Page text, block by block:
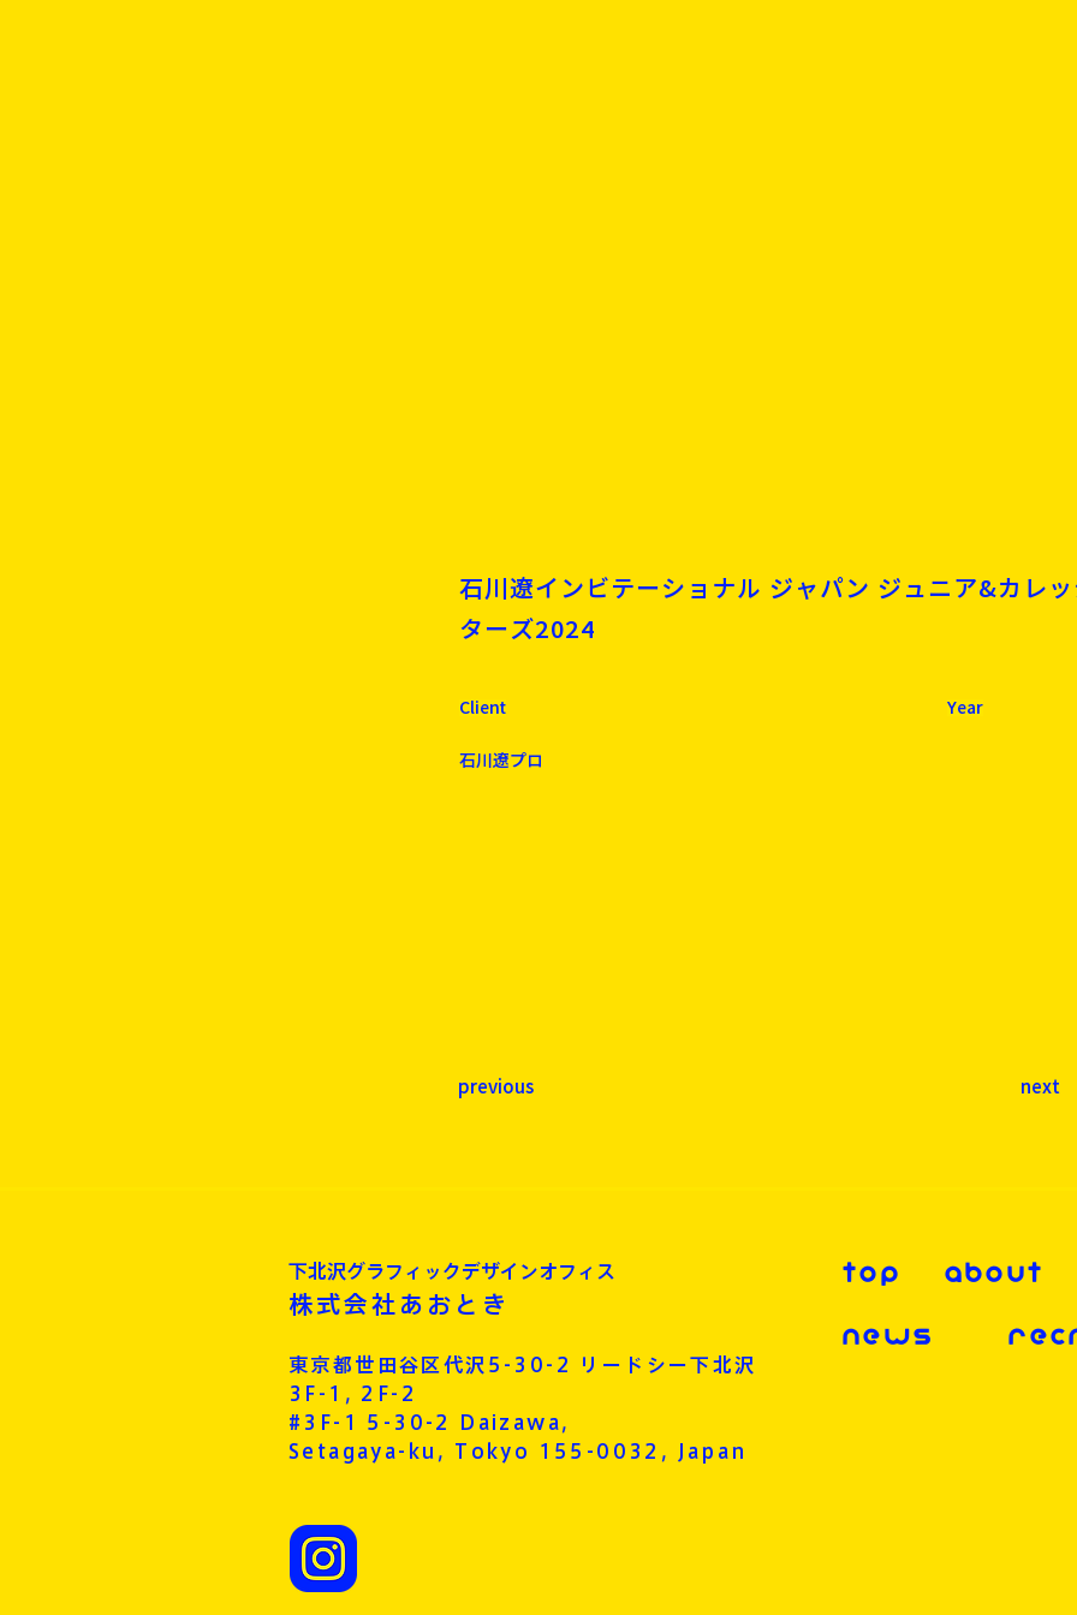
石川遼インビテーショナル ジャパン ジュニア&カレ
ターズ2024
Client
石川遼プロ
Year
previous next
下北沢​グラフィックデザインオフィス
株式会社あおとき
東京都世田谷区代沢​5-30-2 リードシー下北沢
3F-1, 2F-2
#3F-1 5-30-2 Daizawa,
Setagaya-ku, Tokyo 155-0032, Japan
TOP ABOUT
NEWS